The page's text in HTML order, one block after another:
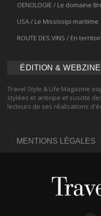
OENOLOGIE / Le domaine
USA / Le Mississipi maritime
ROUTE DES VINS / En
ÉDITION & WEBZINE
Travel Style & Life Magazine
stylées et anticipe et suscite
lecteurs de ses réalisations
MENTIONS LÉGALES